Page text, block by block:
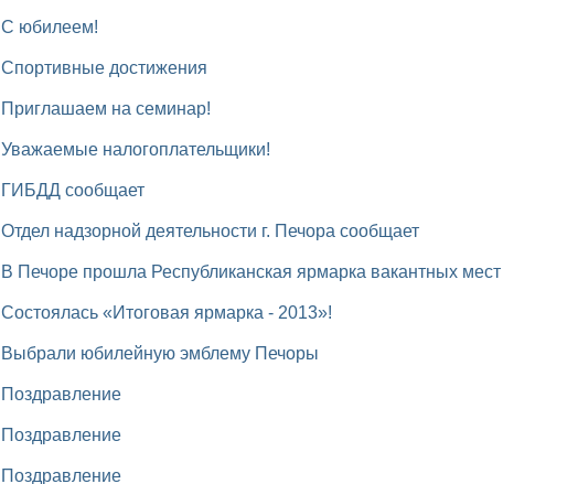
С юбилеем!
Спортивные достижения
Приглашаем на семинар!
Уважаемые налогоплательщики!
ГИБДД сообщает
Отдел надзорной деятельности г. Печора сообщает
В Печоре прошла Республиканская ярмарка вакантных мест
Состоялась «Итоговая ярмарка - 2013»!
Выбрали юбилейную эмблему Печоры
Поздравление
Поздравление
Поздравление